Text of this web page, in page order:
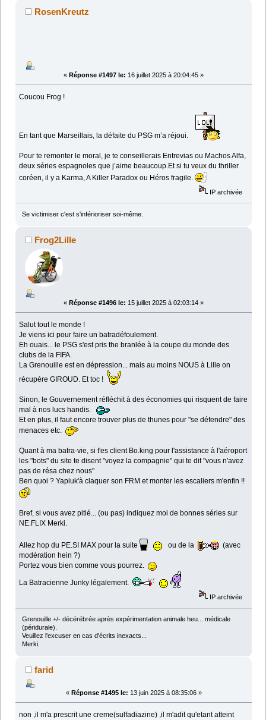
RosenKreutz
« Réponse #1497 le: 16 juillet 2025 à 20:04:45 »
Coucou Frog !
En tant que Marseillais, la défaite du PSG m’a réjoui.
Pour te remonter le moral, je te conseillerais Entrevias ou Machos Alfa,
deux séries espagnoles que j’aime beaucoup.Et si tu veux du thriller
coréen, il y a Karma, A Killer Paradox ou Héros fragile.
IP archivée
Se victimiser c'est s'inférioriser soi-même.
Frog2Lille
« Réponse #1496 le: 15 juillet 2025 à 02:03:14 »
Salut tout le monde !
Je viens ici pour faire un batradéfoulement.
Eh ouais... le PSG s'est pris the branlée à la coupe du monde des
clubs de la FIFA.
La Grenouille est en dépression... mais au moins NOUS à Lille on
récupère GIROUD. Et toc !
Sinon, le Gouvernement réfléchit à des économies qui risquent de faire
mal à nos lucs handis.
Et en plus, il faut encore trouver plus de thunes pour "se défendre" des
menaces etc.
Quant à ma batra-vie, si t'es client Bo.king pour l'assistance à l'aéroport
les "bots" du site te disent "voyez la compagnie" qui te dit "vous n'avez
pas de résa chez nous"
Ben quoi ? Yapluk'à claquer son FRM et monter les escaliers m'enfin !!
Bref, si vous avez pitié... (ou pas) indiquez moi de bonnes séries sur
NE.FLIX Merki.
Allez hop du PE.SI MAX pour la suite ou de la
(avec
modération hein ?)
Portez vous bien comme vous pourrez.
La Batracienne Junky légalement.
IP archivée
Grenouille +/- décérébrée après expérimentation animale heu... médicale
(péridurale).
Veuillez l'excuser en cas d'écrits inexacts...
Merki.
farid
« Réponse #1495 le: 13 juin 2025 à 08:35:06 »
non ,il m'a prescrit une creme(sulfadiazine) ,il m'adit qu'etant atteint